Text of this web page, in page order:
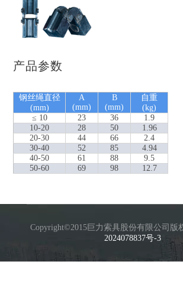
产品参数
钢丝绳直径
(mm)
A
(mm)
B
(mm)
自重
(kg)
≤ 10
23 36
1.9
10-20
28 50
1.96
20-30
44 66
2.4
30-40
52 85
4.94
40-50
61 88
9.5
50-60
69 98 12.7
Copyright©2015巨力索具股份有限公司版
2024078837号-3